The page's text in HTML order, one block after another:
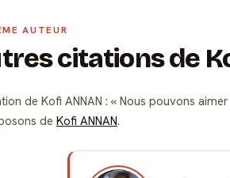
AUTEUR
citations de
de Kofi ANNAN : Nous pouvons
de Kofi ANNAN.